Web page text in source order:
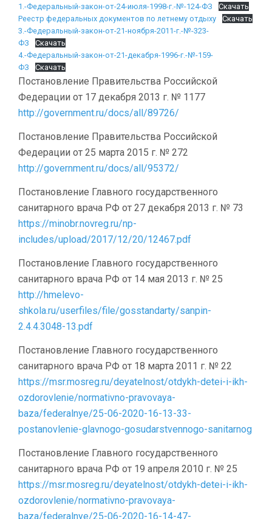
1.-Федеральный-закон-от-24-июля-1998-г.-№-124-ФЗ
Скачать
Реестр федеральных документов по летнему отдыху
Скачать
3.-Федеральный-закон-от-21-ноября-2011-г.-№-323-
ФЗ
Скачать
4.-Федеральный-закон-от-21-декабря-1996-г.-№-159-
ФЗ
Скачать
Постановление Правительства Российской
Федерации от 17 декабря 2013 г. № 1177
http://government.ru/docs/all/89726/
Постановление Правительства Российской
Федерации от 25 марта 2015 г. № 272
http://government.ru/docs/all/95372/
Постановление Главного государственного
санитарного врача РФ от 27 декабря 2013 г. № 73
https://minobr.novreg.ru/np-
includes/upload/2017/12/20/12467.pdf
Постановление Главного государственного
санитарного врача РФ от 14 мая 2013 г. № 25
http://hmelevo-
shkola.ru/userfiles/file/gosstandarty/sanpin-
2.4.4.3048-13.pdf
Постановление Главного государственного
санитарного врача РФ от 18 марта 2011 г. № 22
https://msr.mosreg.ru/deyatelnost/otdykh-detei-i-ikh-
ozdorovlenie/normativno-pravovaya-
baza/federalnye/25-06-2020-16-13-33-
postanovlenie-glavnogo-gosudarstvennogo-sanitarnog
Постановление Главного государственного
санитарного врача РФ от 19 апреля 2010 г. № 25
https://msr.mosreg.ru/deyatelnost/otdykh-detei-i-ikh-
ozdorovlenie/normativno-pravovaya-
baza/federalnye/25-06-2020-16-14-47-